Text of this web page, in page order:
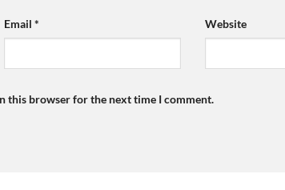
Email * Website
this browser for the next time I comment.